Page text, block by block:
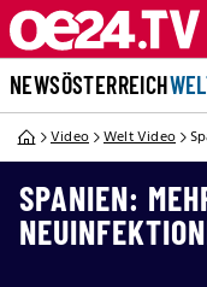
NEWSÖSTERREICH
Video Welt Video
SPANIEN: